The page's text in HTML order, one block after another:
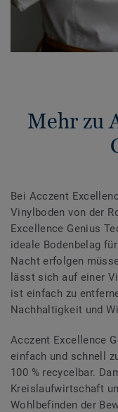
Mehr zu
Bei Acczent
Vinylboden von der
Excellence Genius
ideale Bodenbelag
Nacht erfolgen
lässt sich auf einer
ist einfach zu
Nachhaltigkeit und
Acczent Excellence
einfach und schnell
100 % recycelbar.
Kreislaufwirtschaft
Wohlbefinden der